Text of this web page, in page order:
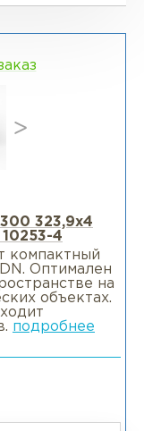
удлиненные
WN
323,9x4
4
компактный
Оптимален
на
объектах.
подробнее